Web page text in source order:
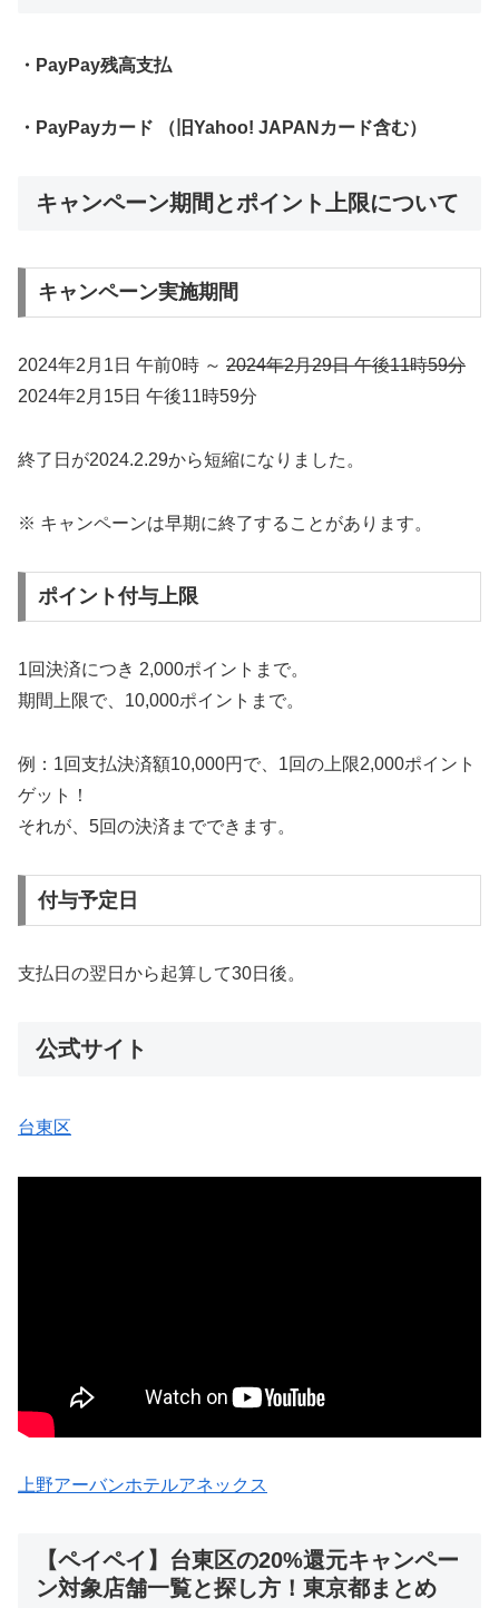
・PayPay残高支払
・PayPayカード （旧Yahoo! JAPANカード含む）
キャンペーン期間とポイント上限について
キャンペーン実施期間
2024年2月1日 午前0時 ～ 2024年2月29日 午後11時59分
2024年2月15日 午後11時59分
終了日が2024.2.29から短縮になりました。
※ キャンペーンは早期に終了することがあります。
ポイント付与上限
1回決済につき 2,000ポイントまで。
期間上限で、10,000ポイントまで。
例：1回支払決済額10,000円で、1回の上限2,000ポイント
ゲット！
それが、5回の決済までできます。
付与予定日
支払日の翌日から起算して30日後。
公式サイト
台東区
上野アーバンホテルアネックス
【ペイペイ】台東区の20%還元キャンペー
ン対象店舗一覧と探し方！東京都まとめ